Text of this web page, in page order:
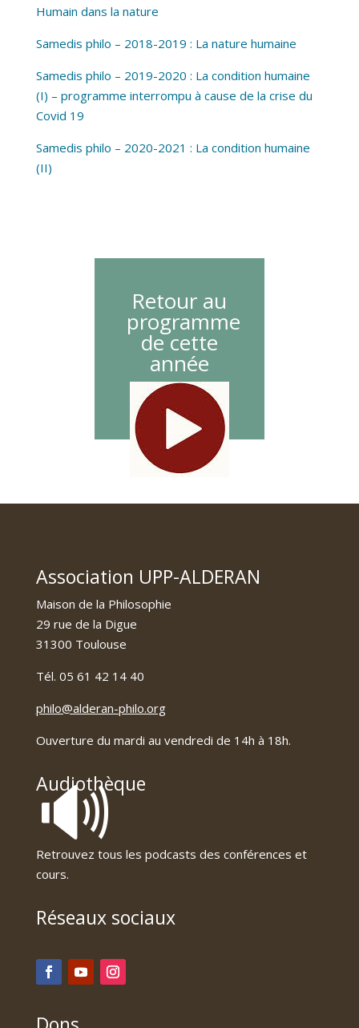
Humain dans la nature
Samedis philo – 2018-2019 : La nature humaine
Samedis philo – 2019-2020 : La condition humaine
(I) – programme interrompu à cause de la crise du
Covid 19
Samedis philo – 2020-2021 : La condition humaine
(II)
Retour au
programme
de cette
année
Association UPP-ALDERAN
Maison de la Philosophie
29 rue de la Digue
31300 Toulouse
Tél. 05 61 42 14 40
philo@alderan-philo.org
Ouverture du mardi au vendredi de 14h à 18h.
Audiothèque
🔊
Retrouvez tous les podcasts des conférences et
cours.
Réseaux sociaux